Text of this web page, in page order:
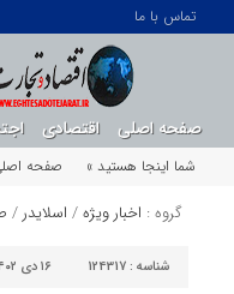
تماس با ما
صفحه اصلی اقتصادی
شما اینجا هستید »
صفحه
گروه : اخبار ویژه/ اسلایدر /
شناسه : 124317 ۱۶ دی ۱۴۰۲ - ۱۵:۰۶